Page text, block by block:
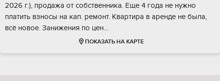
2026 г.), продажа от собственника. Еще 4 года не нужно
платить взносы на кап. ремонт. Квартира в аренде не была,
всё новое. Занижения по цен...
ПОКАЗАТЬ НА КАРТЕ